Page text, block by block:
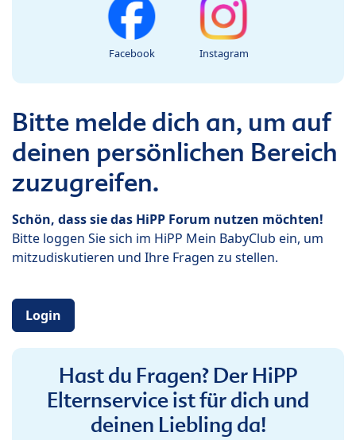
Facebook Instagram
Bitte melde dich an, um auf
deinen persönlichen Bereich
zuzugreifen.
Schön, dass sie das HiPP Forum nutzen möchten!
Bitte loggen Sie sich im HiPP Mein BabyClub ein, um
mitzudiskutieren und Ihre Fragen zu stellen.
Login
Hast du Fragen? Der HiPP
Elternservice ist für dich und
deinen Liebling da!